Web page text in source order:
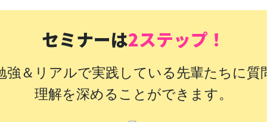
セミナーは2ステップ！
強＆リアルで実践している先輩たちに質
理解を深めることができます。